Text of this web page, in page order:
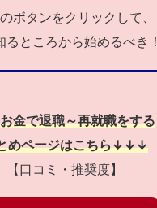
ボタンをクリックして、
るところから始めるべき！
金で退職～再就職をする
めページはこちら↓↓↓
【口コミ・推奨度】